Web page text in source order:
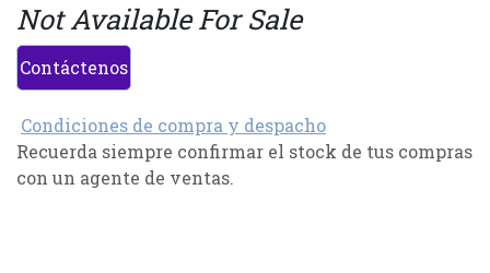
Not Available For Sale
Contáctenos
Condiciones de compra y despacho
Recuerda siempre confirmar el stock de tus compras
con un agente de ventas.